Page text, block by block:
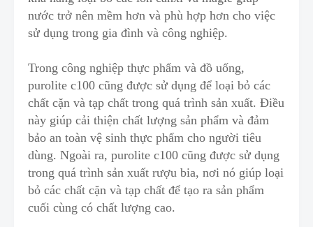
nước trở nên mềm hơn và phù hợp hơn cho việc
sử dụng trong gia đình và công nghiệp.
Trong công nghiệp thực phẩm và đồ uống,
purolite c100 cũng được sử dụng để loại bỏ các
chất cặn và tạp chất trong quá trình sản xuất. Điều
này giúp cải thiện chất lượng sản phẩm và đảm
bảo an toàn vệ sinh thực phẩm cho người tiêu
dùng. Ngoài ra, purolite c100 cũng được sử dụng
trong quá trình sản xuất rượu bia, nơi nó giúp loại
bỏ các chất cặn và tạp chất để tạo ra sản phẩm
cuối cùng có chất lượng cao.